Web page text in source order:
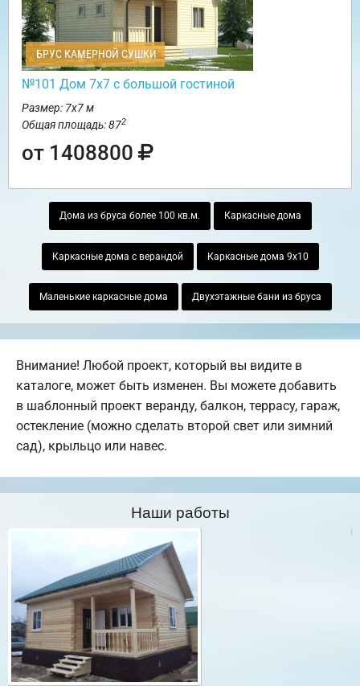
БРУС КАМЕРНОЙ СУШКИ
№101 Дом 7х7 с большой гостиной
Размер: 7х7 м
Общая площадь: 872
от 1408800
Дома из бруса более 100 кв.м. Каркасные дома
Каркасные дома с верандой Каркасные дома 9х10
Маленькие каркасные дома Двухэтажные бани из бруса
Внимание! Любой проект, который вы видите в
каталоге, может быть изменен. Вы можете добавить
в шаблонный проект веранду, балкон, террасу, гараж,
остекление (можно сделать второй свет или зимний
сад), крыльцо или навес.
Наши работы